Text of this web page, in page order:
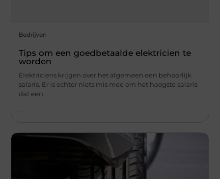
Bedrijven
Tips om een ​​goedbetaalde elektricien te
worden
Elektriciens krijgen over het algemeen een behoorlijk
salaris. Er is echter niets mis mee om het hoogste salaris
dat een
...